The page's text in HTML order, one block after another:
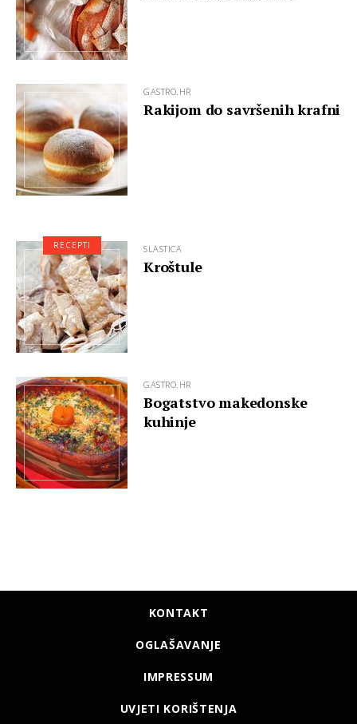
GASTRO.HR
Rakijom do savršenih krafni
SLASTICA
Kroštule
RECEPTI
GASTRO.HR
Bogatstvo makedonske
kuhinje
KONTAKT
OGLAŠAVANJE
IMPRESSUM
UVJETI KORIŠTENJA